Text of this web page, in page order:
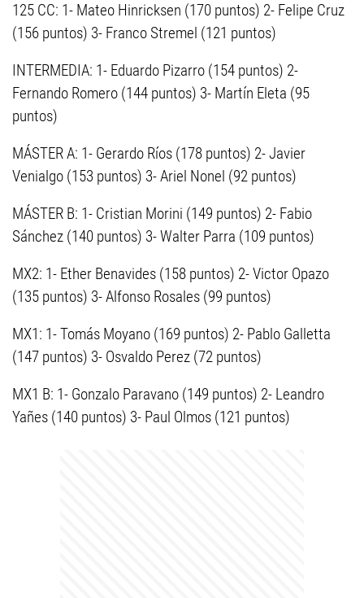
125 CC: 1- Mateo Hinricksen (170 puntos) 2- Felipe Cruz
(156 puntos) 3- Franco Stremel (121 puntos)
INTERMEDIA: 1- Eduardo Pizarro (154 puntos) 2-
Fernando Romero (144 puntos) 3- Martín Eleta (95
puntos)
MÁSTER A: 1- Gerardo Ríos (178 puntos) 2- Javier
Venialgo (153 puntos) 3- Ariel Nonel (92 puntos)
MÁSTER B: 1- Cristian Morini (149 puntos) 2- Fabio
Sánchez (140 puntos) 3- Walter Parra (109 puntos)
MX2: 1- Ether Benavides (158 puntos) 2- Victor Opazo
(135 puntos) 3- Alfonso Rosales (99 puntos)
MX1: 1- Tomás Moyano (169 puntos) 2- Pablo Galletta
(147 puntos) 3- Osvaldo Perez (72 puntos)
MX1 B: 1- Gonzalo Paravano (149 puntos) 2- Leandro
Yañes (140 puntos) 3- Paul Olmos (121 puntos)